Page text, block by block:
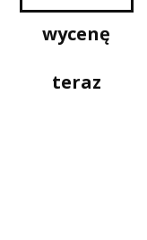
wycenę
teraz